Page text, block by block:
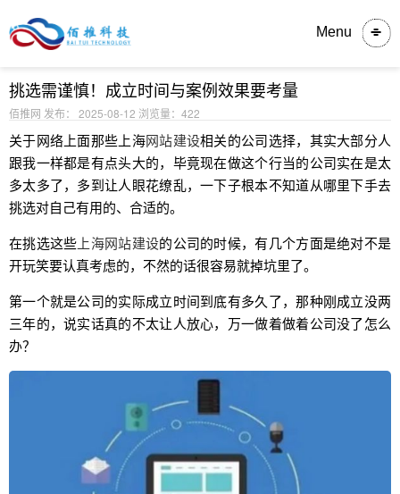
Menu
挑选需谨慎！成立时间与案例效果要考量
佰推网 发布： 2025-08-12 浏览量：422
关于网络上面那些上海网站建设相关的公司选择，其实大部分人
跟我一样都是有点头大的，毕竟现在做这个行当的公司实在是太
多太多了，多到让人眼花缭乱，一下子根本不知道从哪里下手去
挑选对自己有用的、合适的。
在挑选这些 上海网站建设的公司的时候，有几个方面是绝对不是
开玩笑要认真考虑的，不然的话很容易就掉坑里了。
第一个就是公司的实际成立时间到底有多久了，那种刚成立没两
三年的，说实话真的不太让人放心，万一做着做着公司没了怎么
办？